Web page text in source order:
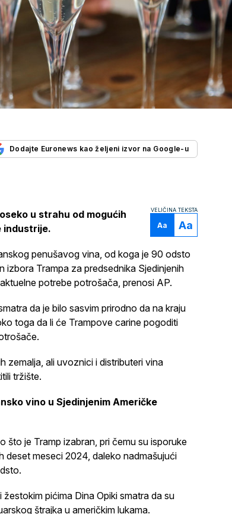
Dodajte Euronews kao željeni izvor na Google-u
VELIČINA TEKSTA
Aa Aa
u strahu od mogućih
industrije.
penušavog vina, od koga je 90 odsto
Trampa za predsednika Sjedinjenih
potrebe potrošača, prenosi AP.
da je bilo sasvim prirodno da na kraju
toga da li će Trampove carine pogoditi
zemalja, ali uvoznici i distributeri vina
tržište.
vino u Sjedinjenim Američke
što je Tramp izabran, pri čemu su isporuke
deset meseci 2024, daleko nadmašujući
pićima Dina Opiki smatra da su
štrajka u američkim lukama.